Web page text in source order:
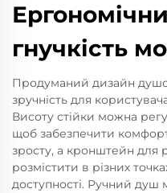
гнучкість
Продуманий дизайн
зручність для
Висоту стійки можна
щоб забезпечити
зросту, а кронштейн для
розмістити в різних
доступності. Ручний душ